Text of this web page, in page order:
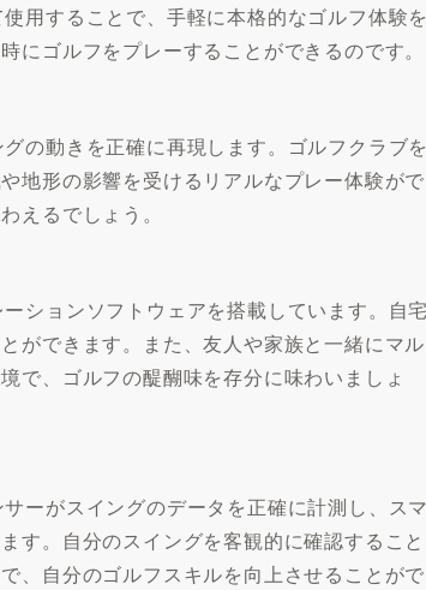
用することで、手軽に本格的なゴルフ体験
ゴルフをプレーすることができるのです。
の動きを正確に再現します。ゴルフクラブ
地形の影響を受けるリアルなプレー体験がで
えるでしょう。
ションソフトウェアを搭載しています。自
ができます。また、友人や家族と一緒にマル
で、ゴルフの醍醐味を存分に味わいましょ
ーがスイングのデータを正確に計測し、ス
す。自分のスイングを客観的に確認すること
、自分のゴルフスキルを向上させることがで